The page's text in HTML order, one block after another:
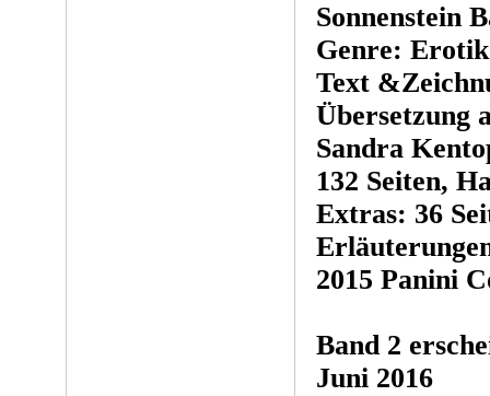
Sonnenstein
Genre: Erotik
Text
Übersetzung
Sandra
132 Seiten,
Extras: 36
2015 Panini
Band 2
Juni 2016